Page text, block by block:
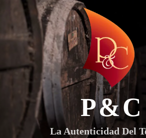
contenido
P&C
La Autenticidad Del